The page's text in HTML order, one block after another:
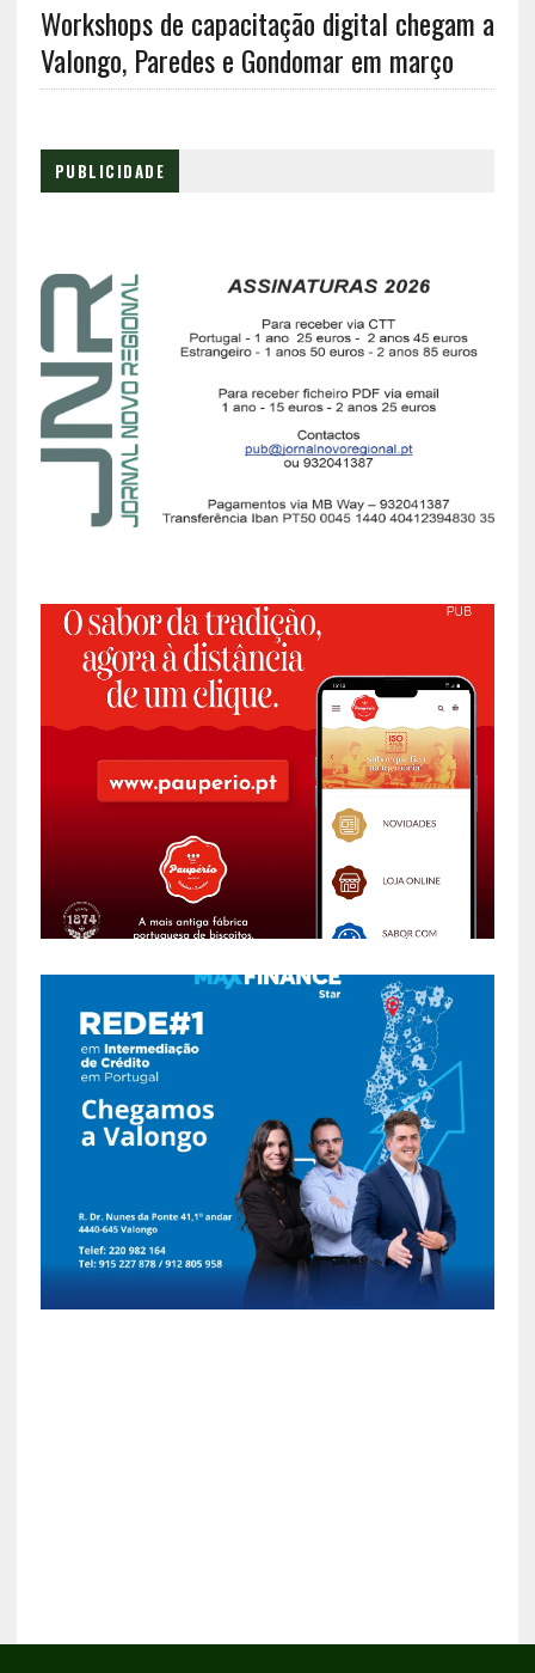
Workshops de capacitação digital chegam a
Valongo, Paredes e Gondomar em março
PUBLICIDADE